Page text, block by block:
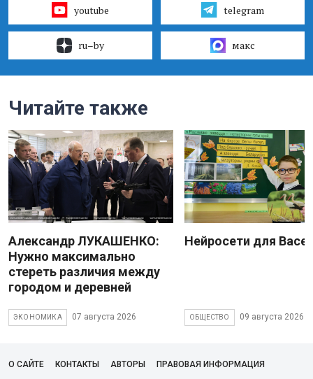
youtube telegram
ru–by макс
Читайте также
Александр ЛУКАШЕНКО:
Нужно максимально
стереть различия между
городом и деревней
ЭКОНОМИКА 07 августа 2026
Нейросети для
ОБЩЕСТВО 09 августа 2026
О САЙТЕ КОНТАКТЫ АВТОРЫ ПРАВОВАЯ ИНФОРМАЦИЯ